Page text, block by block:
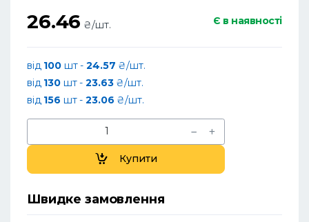
26.46 ₴/шт. Є в наявності
від 100 шт -24.57 ₴/шт.
від 130 шт -23.63₴/шт.
від 156 шт -23.06 ₴/шт.
Купити
Швидке замовлення